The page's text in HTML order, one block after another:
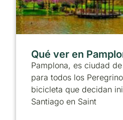
Qué ver en
Pamplona, es ciudad
para todos los
bicicleta que decidan
Santiago en Saint